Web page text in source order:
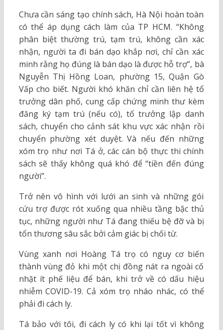
Chưa cần sáng tạo chính sách, Hà Nội hoàn toàn
có thể áp dụng cách làm của TP HCM. “Không
phân biệt thường trú, tạm trú, không cần xác
nhận, người ta đi bán dạo khắp nơi, chỉ cần xác
minh rằng họ đúng là bán dạo là được hỗ trợ”, bà
Nguyễn Thị Hồng Loan, phường 15, Quận Gò
Vấp cho biết. Người khó khăn chỉ cần liên hệ tổ
trưởng dân phố, cung cấp chứng minh thư kèm
đăng ký tạm trú (nếu có), tổ trưởng lập danh
sách, chuyển cho cảnh sát khu vực xác nhận rồi
chuyển phường xét duyệt. Và nếu đến những
xóm trọ như nơi Tá ở, các cán bộ thực thi chính
sách sẽ thấy không quá khó để “tiền đến đúng
người”.
Trở nên vô hình với lưới an sinh và những gói
cứu trợ được rót xuống qua nhiều tầng bậc thủ
tục, những người như Tá đang thiếu bệ đỡ và bị
tổn thương sâu sắc bởi cảm giác bị chối từ.
Vùng xanh nơi Hoàng Tá trọ có nguy cơ biến
thành vùng đỏ khi một chị đồng nát ra ngoài cố
nhặt ít phế liệu để bán, khi trở về có dấu hiệu
nhiễm COVID-19. Cả xóm trọ nháo nhác, có thể
phải đi cách ly.
Tá bảo với tôi, đi cách ly có khi lại tốt vì không